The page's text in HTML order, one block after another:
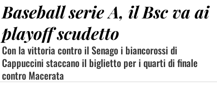
Baseball serie A, il Bsc va ai
playoff scudetto
Con la vittoria contro il Senago i biancorossi di
Cappuccini staccano il biglietto per i quarti di finale
contro Macerata